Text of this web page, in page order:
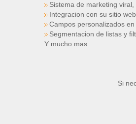
Sistema de marketing
Integracion con su sitio
Campos personalizados
Segmentacion de listas y
Y mucho mas...
Si